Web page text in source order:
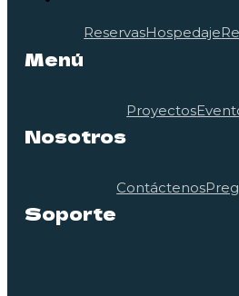
Menú
ReservasHospedaje
Nosotros
Proyectos
Soporte
Contáctenos